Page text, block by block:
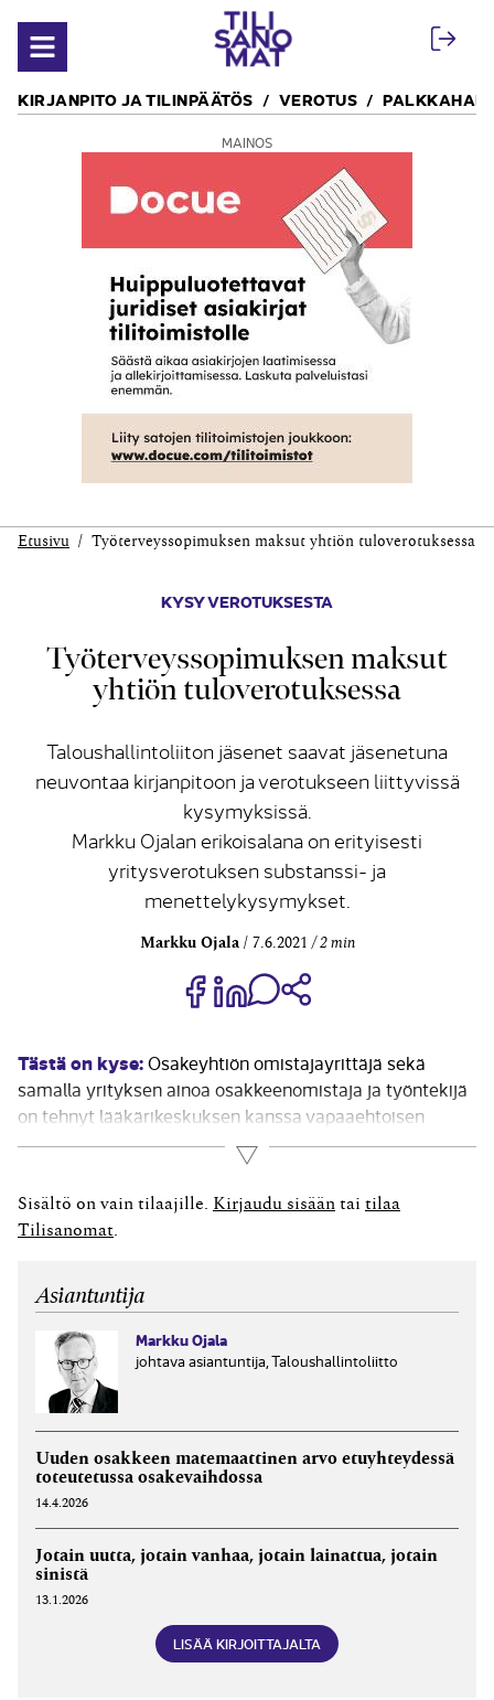
Avaa valikko
KIRJANPITO JA TILINPÄÄTÖS VEROTUS
MAINOS
Etusivu Työterveyssopimuksen maksut yhtiön tuloverotuksessa
KYSY VEROTUKSESTA
Työterveyssopimuksen maksut
yhtiön tuloverotuksessa
Taloushallintoliiton jäsenet saavat jäsenetuna
neuvontaa kirjanpitoon ja verotukseen liittyvissä
kysymyksissä.
Markku Ojalan erikoisalana on erityisesti
yritysverotuksen substanssi- ja
menettelykysymykset.
Markku Ojala 7.6.2021 2 min
Jaa Share on Facebook
Jaa Share on LinkedIn
Jaa WhatsApp-viestinä
Tästä on kyse:Osakeyhtiön omistajayrittäjä sekä
samalla yrityksen ainoa osakkeenomistaja ja työntekijä
on tehnyt lääkärikeskuksen kanssa vapaaehtoisen
työterveyssopimuksen, joka kattaa myös
hammashoidon. Ovatko työterveyssopimuksen maksut
myös tältä osin vähennyskelpoisia yhtiön
tuloverotuksessa? Entä syntyykö omistajayrittäjälle
Lue lisää
Sisältö on vain tilaajille. Kirjaudu sisään tai tilaa
Tilisanomat
Asiantuntija
Markku Ojala
johtava asiantuntija, Taloushallintoliitto
Uuden osakkeen matemaattinen arvo etuyhteydessä
toteutetussa osakevaihdossa
14.4.2026
Jotain uutta, jotain vanhaa, jotain lainattua, jotain
sinistä
13.1.2026
LISÄÄ KIRJOITTAJALTA